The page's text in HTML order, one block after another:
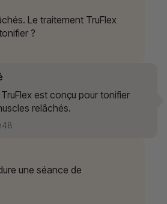
Le traitement TruFlex
?
est conçu pour tonifier
relâchés.
une séance de